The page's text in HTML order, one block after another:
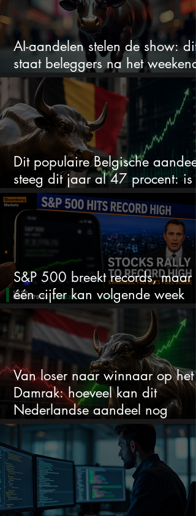
AI-aandelen stelen de show: dit
staat beleggers na het weekend
te wachten
Dit populaire Belgische aandeel
steeg dit jaar al 47 procent: is
ruimte voor meer?
S&P 500 breekt records, maar
één cijfer kan volgende week
alles veranderen
Van loser naar winnaar op het
Damrak: hoeveel kan dit
Nederlandse aandeel nog
stijgen?